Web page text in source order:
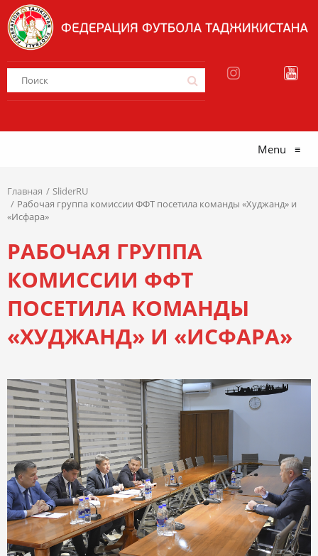
Menu ≡
Главная
SliderRU
Рабочая группа комиссии ФФТ посетила команды «Худжанд» и
«Исфара»
РАБОЧАЯ ГРУППА
КОМИССИИ ФФТ
ПОСЕТИЛА КОМАНДЫ
«ХУДЖАНД» И «ИСФАРА»